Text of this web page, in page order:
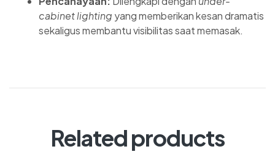
cabinet lighting yang memberikan kesan dramatis
sekaligus membantu visibilitas saat memasak.
Related products